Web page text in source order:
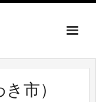
市）